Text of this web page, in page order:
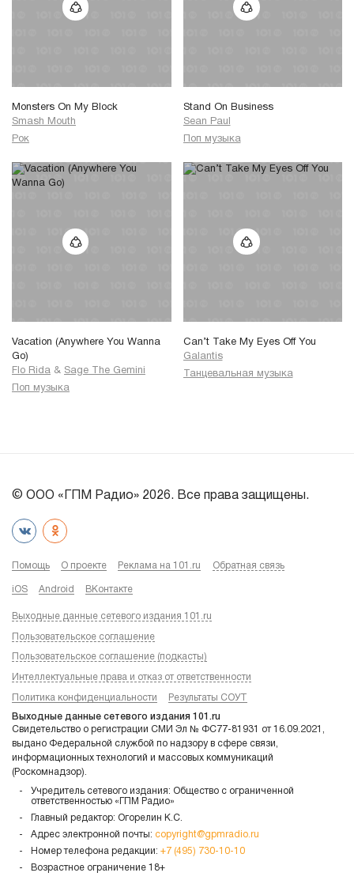
Monsters On My Block
Smash Mouth
Рок
Stand On Business
Sean Paul
Поп музыка
Vacation (Anywhere You Wanna
Go)
Flo Rida & Sage The Gemini
Поп музыка
Can’t Take My Eyes Off You
Galantis
Танцевальная музыка
© ООО «ГПМ Радио» 2026. Все права защищены.
Помощь О проекте Реклама на 101.ru Обратная связь
iOS Android ВКонтакте
Выходные данные сетевого издания 101.ru
Пользовательское соглашение
Пользовательское соглашение (подкасты)
Интеллектуальные права и отказ от ответственности
Политика конфиденциальности Результаты СОУТ
Выходные данные сетевого издания 101.ru
Свидетельство о регистрации СМИ Эл № ФС77-81931 от 16.09.2021,
выдано Федеральной службой по надзору в сфере связи,
информационных технологий и массовых коммуникаций
(Роскомнадзор).
Учредитель сетевого издания: Общество с ограниченной
ответственностью «ГПМ Радио»
Главный редактор: Огорелин К.С.
Адрес электронной почты: copyright@gpmradio.ru
Номер телефона редакции: +7 (495) 730-10-10
Возрастное ограничение 18+